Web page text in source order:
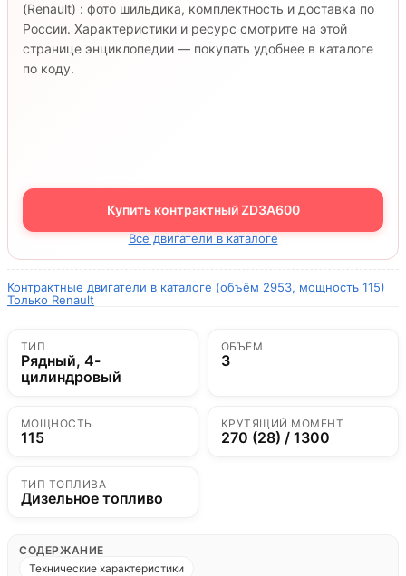
(Renault) : фото шильдика, комплектность и доставка по
России. Характеристики и ресурс смотрите на этой
странице энциклопедии — покупать удобнее в каталоге
по коду.
Купить контрактный ZD3A600
Все двигатели в каталоге
Контрактные двигатели в каталоге (объём 2953, мощность 115)
Только Renault
ТИП
Рядный, 4-
цилиндровый
ОБЪЁМ
3
МОЩНОСТЬ
115
КРУТЯЩИЙ МОМЕНТ
270 (28) / 1300
ТИП ТОПЛИВА
Дизельное топливо
СОДЕРЖАНИЕ
Технические характеристики